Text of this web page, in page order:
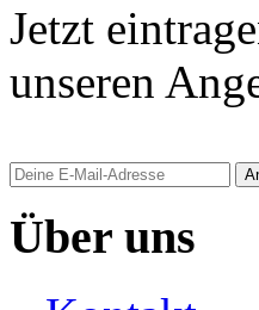
Jetzt
unseren
Über uns